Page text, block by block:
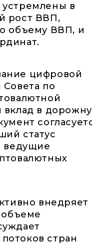
в
рост ВВП,
объему ВВП, и
цифровой
по
вклад в
статус
ведущие
внедряет
объеме
стран